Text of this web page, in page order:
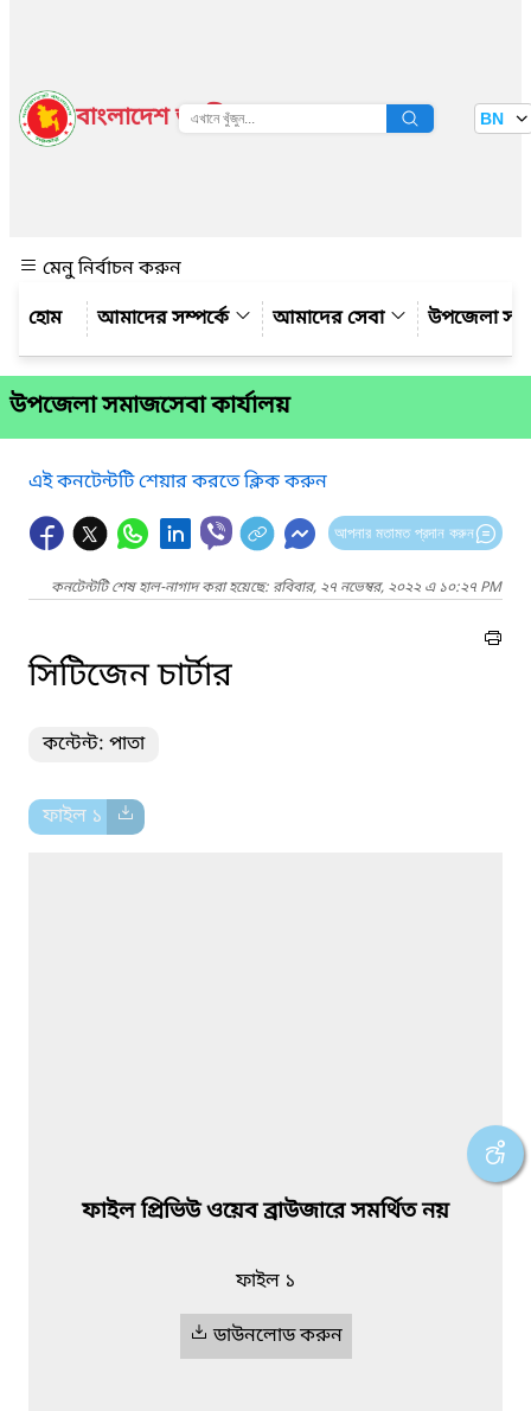
বাংলাদেশ জাতীয় তথ্য বাতায়ন BN
মেনু নির্বাচন করুন
আমাদের সম্পর্কে
আমাদের সেবা উপজেলা
উপজেলা সমাজসেবা কার্যালয়
এই কনটেন্টটি শেয়ার করতে ক্লিক করুন
আপনার মতামত প্রদান করুন
কনটেন্টটি শেষ হাল-নাগাদ করা হয়েছে: রবিবার, ২৭ নভেম্বর, ২০২২ এ ১০:২৭ PM
সিটিজেন চার্টার
কন্টেন্ট: পাতা
ফাইল ১
ফাইল প্রিভিউ ওয়েব ব্রাউজারে সমর্থিত নয়
ফাইল ১
ডাউনলোড করুন